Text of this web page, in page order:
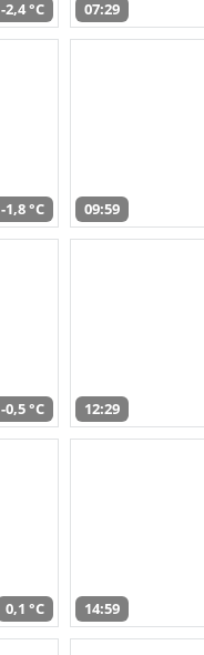
-2,4 °C 07:29
-1,8 °C 09:59
-0,5 °C 12:29
0,1 °C 14:59